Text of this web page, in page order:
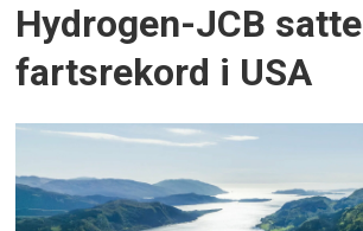
Hydrogen-JCB satte
fartsrekord i USA